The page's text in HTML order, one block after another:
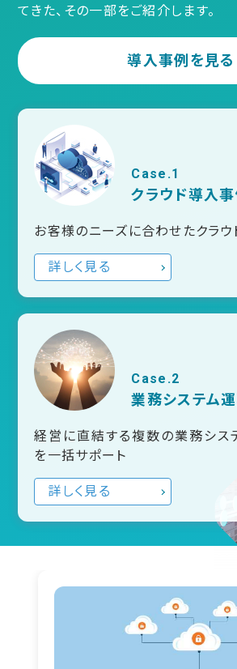
てきた、その一部をご紹介します。
導入事例を見る
Case.1
クラウド導入事
お客様のニーズに合わせたクラ
詳しく見る
Case.2
業務システム
経営に直結する複数の業務シス
を一括サポート
詳しく見る